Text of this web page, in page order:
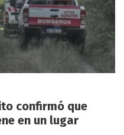
confirmó que
en un lugar